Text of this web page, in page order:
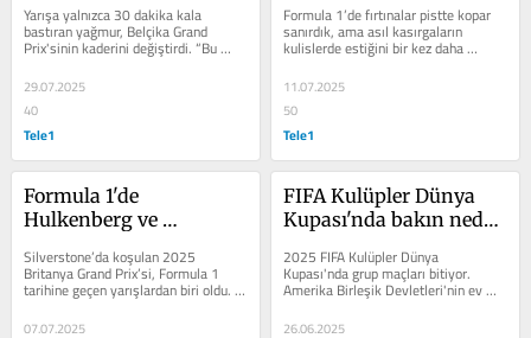
Yarışa yalnızca 30 dakika kala
bastıran yağmur, Belçika Grand
Prix'sinin kaderini değiştirdi. “Bu
şartlar hangi pilota yarar?” diye...
29.07.2025
40
Tele1
mı var?
Formula 1’de fırtınalar pistte kopar
sanırdık, ama asıl kasırgaların
kulislerde estiğini bir kez daha
gördük. Red Bull Racing’in...
11.07.2025
50
Tele1
Formula 1'de
Hulkenberg ve
Silverstone’da koşulan 2025
Britanya Grand Prix’si, Formula 1
tarihine geçen yarışlardan biri oldu.
Pistte sadece yağmur değil, dram,
kaos...
07.07.2025
FIFA Kulüpler Dünya
Kupası'nda bakın neden
2025 FIFA Kulüpler Dünya
Kupası'nda grup maçları bitiyor.
Amerika Birleşik Devletleri'nin ev
sahipliğinde dev kulüpler sahne
alırken,...
26.06.2025